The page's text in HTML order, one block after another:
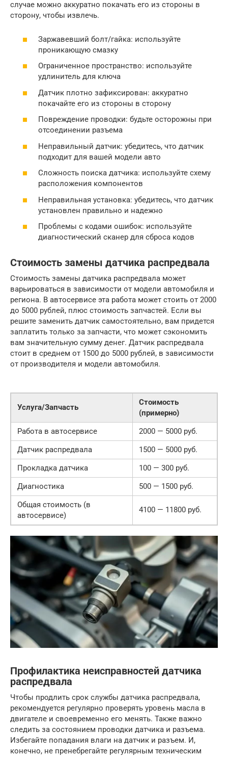
случае можно аккуратно покачать его из стороны в
сторону, чтобы извлечь.
Заржавевший болт/гайка: используйте
проникающую смазку
Ограниченное пространство: используйте
удлинитель для ключа
Датчик плотно зафиксирован: аккуратно
покачайте его из стороны в сторону
Повреждение проводки: будьте осторожны при
отсоединении разъема
Неправильный датчик: убедитесь, что датчик
подходит для вашей модели авто
Сложность поиска датчика: используйте схему
расположения компонентов
Неправильная установка: убедитесь, что датчик
установлен правильно и надежно
Проблемы с кодами ошибок: используйте
диагностический сканер для сброса кодов
Стоимость замены датчика распредвала
Стоимость замены датчика распредвала может
варьироваться в зависимости от модели автомобиля и
региона. В автосервисе эта работа может стоить от 2000
до 5000 рублей, плюс стоимость запчастей. Если вы
решите заменить датчик самостоятельно, вам придется
заплатить только за запчасти, что может сэкономить
вам значительную сумму денег. Датчик распредвала
стоит в среднем от 1500 до 5000 рублей, в зависимости
от производителя и модели автомобиля.
Услуга/Запчасть
Стоимость
(примерно)
Работа в автосервисе
2000 — 5000 руб.
Датчик распредвала
1500 — 5000 руб.
Прокладка датчика
100 — 300 руб.
Диагностика
500 — 1500 руб.
Общая стоимость (в
автосервисе)
4100 — 11800 руб.
Профилактика неисправностей датчика
распредвала
Чтобы продлить срок службы датчика распредвала,
рекомендуется регулярно проверять уровень масла в
двигателе и своевременно его менять. Также важно
следить за состоянием проводки датчика и разъема.
Избегайте попадания влаги на датчик и разъем. И,
конечно, не пренебрегайте регулярным техническим